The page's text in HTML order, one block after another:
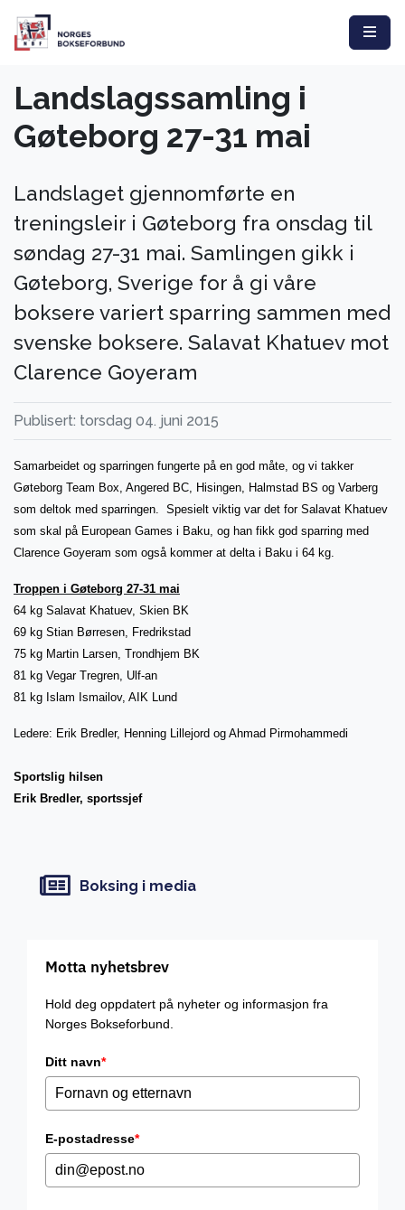
Landslagssamling i
Gøteborg 27-31 mai
Landslaget gjennomførte en
treningsleir i Gøteborg fra onsdag til
søndag 27-31 mai. Samlingen gikk i
Gøteborg, Sverige for å gi våre
boksere variert sparring sammen med
svenske boksere. Salavat Khatuev mot
Clarence Goyeram
Publisert: torsdag 04. juni 2015
Samarbeidet og sparringen fungerte på en god måte, og vi takker
Gøteborg Team Box, Angered BC, Hisingen, Halmstad BS og Varberg
som deltok med sparringen. Spesielt viktig var det for Salavat Khatuev
som skal på European Games i Baku, og han fikk god sparring med
Clarence Goyeram som også kommer at delta i Baku i 64 kg.
Troppen i Gøteborg 27-31 mai
64 kg Salavat Khatuev, Skien BK
69 kg Stian Børresen, Fredrikstad
75 kg Martin Larsen, Trondhjem BK
81 kg Vegar Tregren, Ulf-an
81 kg Islam Ismailov, AIK Lund
Ledere: Erik Bredler, Henning Lillejord og Ahmad Pirmohammedi
Sportslig hilsen
Erik Bredler, sportssjef
Boksing i media
Motta nyhetsbrev
Hold deg oppdatert på nyheter og informasjon fra
Norges Bokseforbund.
Ditt navn*
E-postadresse*